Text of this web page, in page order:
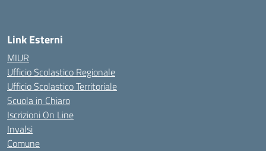
Link Esterni
MIUR
Ufficio Scolastico Regionale
Ufficio Scolastico Territoriale
Scuola in Chiaro
Iscrizioni On Line
Invalsi
Comune